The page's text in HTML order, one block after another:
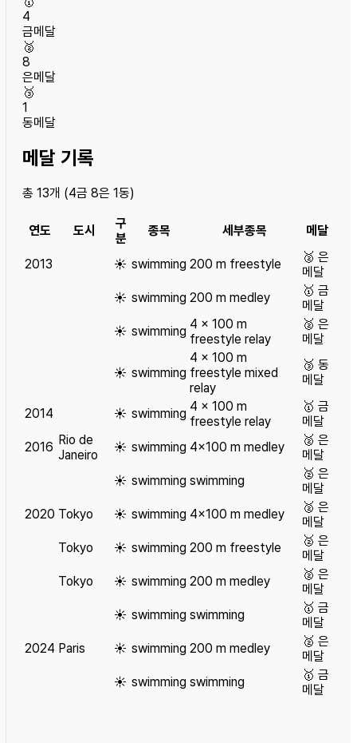
4
금메달
🥈
8
은메달
🥉
1
동메달
메달 기록
총 13개 (4금 8은 1동)
연도 도시
구
분
종목 세부종목 메달
2013 ☀️ swimming 200 m freestyle 🥈 은
메달
☀️ swimming 200 m medley 🥇 금
메달
☀️ swimming 4 x 100 m
freestyle relay
🥈 은
메달
☀️ swimming
4 x 100 m
freestyle mixed
relay
🥉 동
메달
2014 ☀️ swimming 4 x 100 m
freestyle relay
🥇 금
메달
2016 Rio de
Janeiro
☀️ swimming 4×100 m medley 🥈 은
메달
☀️ swimming swimming 🥈 은
메달
2020 Tokyo ☀️ swimming 4×100 m medley 🥈 은
메달
Tokyo
☀️ swimming 200 m freestyle 🥈 은
메달
Tokyo
☀️ swimming 200 m medley 🥈 은
메달
☀️ swimming swimming 🥇 금
메달
2024 Paris ☀️ swimming 200 m medley 🥈 은
메달
☀️ swimming swimming 🥇 금
메달